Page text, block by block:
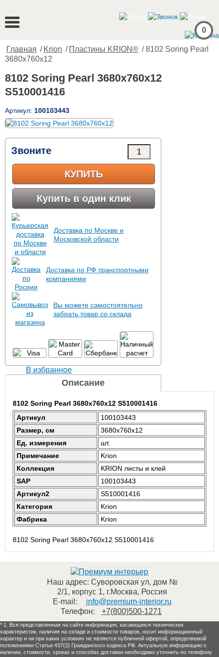
0
Главная / Krion / Пластины KRION® / 8102 Soring Pearl
3680x760x12
8102 Soring Pearl 3680x760x12
S510001416
Артикул: 100103443
Звоните
КУПИТЬ
Купить в один клик
Доставка по Москве и
Московской области
Доставка по РФ транспортными
компаниями
Вы можете самостоятельно
забрать товар со склада
В избранное
Описание
8102 Soring Pearl 3680x760x12 S510001416
Артикул
100103443
Размер, см
3680x760x12
Ед. измерения
шт.
Примечание
Krion
Коллекция
KRION листы и клей
SAP
100103443
Артикул2
S510001416
Категория
Krion
Фабрика
Krion
8102 Soring Pearl 3680x760x12 S510001416
Наш адрес: Суворовская ул, дом №
2/1, корпус 1, г.Москва, Россия
E-mail:
info@premium-interior.ru
Телефон:
+7(800)500-1271
* 1. Вся представленная на сайте информация, касающаяся технических
характеристик, наличия на складе и стоимости товаров, носит информационный
характер и ни при каких условиях не является публичной офертой, определяемой
положениями Статьи 437(2) Гражданского кодекса РФ. Актуальную информацию о
наличии, стоимости, сроках и способах доставки необходимо уточнить по телефону